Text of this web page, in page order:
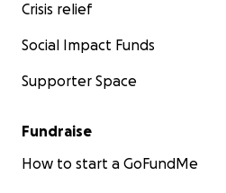
Crisis relief
Social Impact Funds
Supporter Space
Fundraise
How to start a GoFundMe